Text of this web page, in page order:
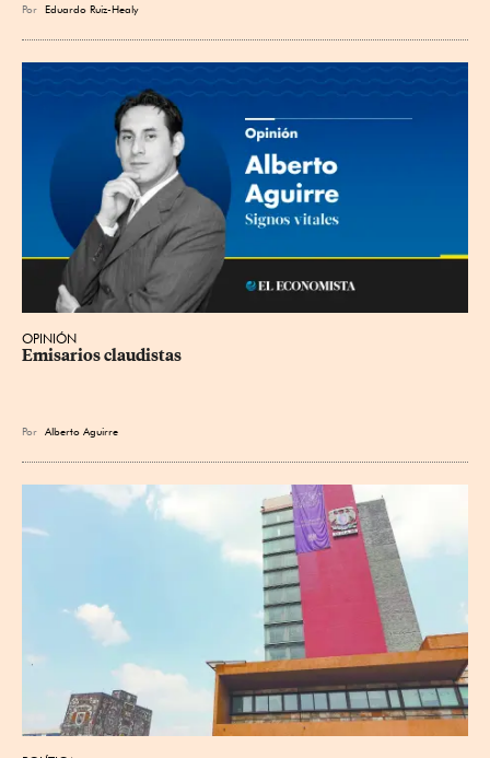
Por Eduardo Ruiz-Healy
OPINIÓN
Emisarios claudistas
Por Alberto Aguirre